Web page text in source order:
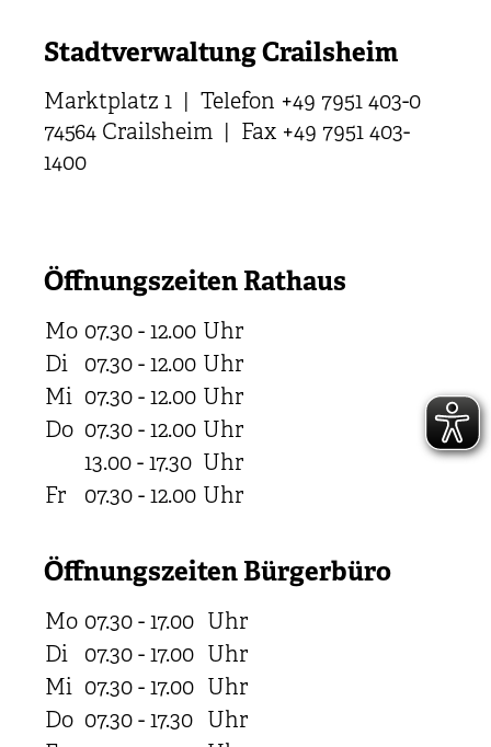
Stadtverwaltung Crailsheim
Marktplatz 1 | Telefon +49 7951 403-0
74564 Crailsheim | Fax +49 7951 403-
1400
Öffnungszeiten Rathaus
Mo 07.30 - 12.00 Uhr
Di
07.30 - 12.00 Uhr
Mi 07.30 - 12.00 Uhr
Do 07.30 - 12.00 Uhr
13.00 - 17.30 Uhr
Fr
07.30 - 12.00 Uhr
Öffnungszeiten Bürgerbüro
Mo 07.30 - 17.00 Uhr
Di
07.30 - 17.00 Uhr
Mi 07.30 - 17.00 Uhr
Do 07.30 - 17.30 Uhr